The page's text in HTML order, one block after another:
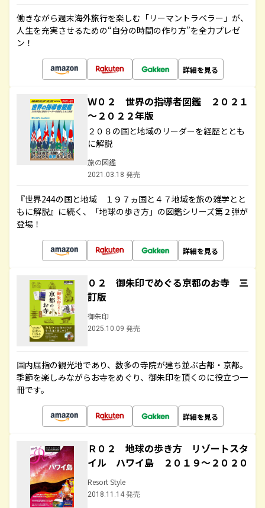
働きながら週末海外旅行を楽しむ「リーマントラベラー」が、
人生を充実させるための“自分の時間の作り方”を全力プレゼ
ン！
詳細を見る
Ｗ０２ 世界の指導者図鑑 ２０２１
～２０２２年版
２０８の国と地域のリーダーを経歴ととも
に解説
旅の図鑑
2021.03.18 発売
『世界244の国と地域 １９７ヵ国と４７地域を旅の雑学とと
もに解説』に続く、「地球の歩き方」の図鑑シリーズ第２弾が
登場！
詳細を見る
０２ 御朱印でめぐる京都のお寺 三
訂版
御朱印
2025.10.09 発売
国内屈指の観光地であり、数多の寺院が建ち並ぶ古都・京都。
季節を楽しみながらお寺をめぐり、御朱印を頂くのに役立つ一
冊です。
詳細を見る
Ｒ０２ 地球の歩き方 リゾートスタ
イル ハワイ島 ２０１９～２０２０
Resort Style
2018.11.14 発売